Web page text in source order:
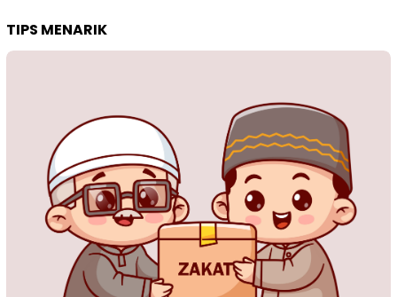
TIPS MENARIK